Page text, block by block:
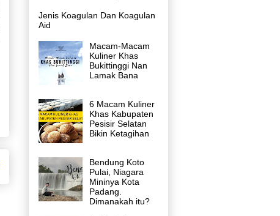
Jenis Koagulan Dan Koagulan
Aid
Macam-Macam
Kuliner Khas
Bukittinggi Nan
Lamak Bana
6 Macam Kuliner
Khas Kabupaten
Pesisir Selatan
Bikin Ketagihan
Bendung Koto
Pulai, Niagara
Mininya Kota
Padang.
Dimanakah itu?